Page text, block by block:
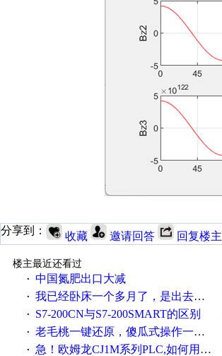
分享到： 收藏 邀请回答 回复楼主
楼主最近还看过
· 中国氮肥出口大减
· 我已经卧床一个多月了，是出去安装机械手在高速遭遇车祸所致:大家工作都要特别注意啊
· S7-200CN与S7-200SMART的区别
· 老毛桃一键还原，傻瓜式操作一键轻松备份还原；程序为向导式安装，一键即可实现自动备份或还原系统。
· 急！欧姆龙CJ1M系列PLC,如何用时间控制变频器。要求时间在组态王中可以自由输入！拜托各位大神了！